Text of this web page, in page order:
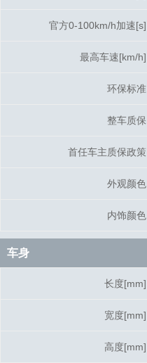
官方0-100km/h加速[s]
最高车速[km/h]
环保标准
整车质保
首任车主质保政策
外观颜色
内饰颜色
车身
长度[mm]
宽度[mm]
高度[mm]
官方0-100km/h加速[s]
最高车速[km/h]
环保标准
整车质保
首任车主质保政策
外观颜色
内饰颜色
车身
长度[mm]
宽度[mm]
高度[mm]